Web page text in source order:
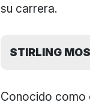
su carrera.
STIRLING
Conocido como